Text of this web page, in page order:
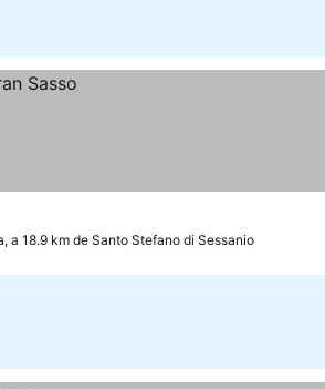
a 18.9 km de Santo Stefano di Sessanio